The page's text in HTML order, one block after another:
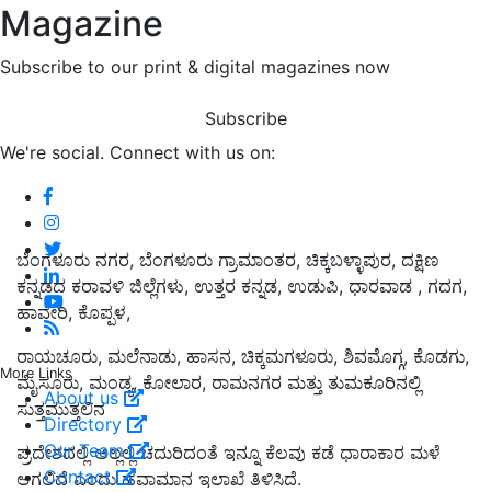
Magazine
Subscribe to our print & digital magazines now
Subscribe
We're social. Connect with us on:
More Links
About us
Directory
Our Team
Contact
ಬೆಂಗಳೂರು ನಗರ, ಬೆಂಗಳೂರು ಗ್ರಾಮಾಂತರ, ಚಿಕ್ಕಬಳ್ಳಾಪುರ, ದಕ್ಷಿಣ
ಕನ್ನಡದ ಕರಾವಳಿ ಜಿಲ್ಲೆಗಳು, ಉತ್ತರ ಕನ್ನಡ, ಉಡುಪಿ, ಧಾರವಾಡ , ಗದಗ,
ಹಾವೇರಿ, ಕೊಪ್ಪಳ,
ರಾಯಚೂರು, ಮಲೆನಾಡು, ಹಾಸನ, ಚಿಕ್ಕಮಗಳೂರು, ಶಿವಮೊಗ್ಗ, ಕೊಡಗು,
ಮೈಸೂರು, ಮಂಡ್ಯ, ಕೋಲಾರ, ರಾಮನಗರ ಮತ್ತು ತುಮಕೂರಿನಲ್ಲಿ
ಸುತ್ತಮುತ್ತಲಿನ
ಪ್ರದೇಶದಲ್ಲಿ ಅಲ್ಲಲ್ಲಿ ಚದುರಿದಂತೆ ಇನ್ನೂ ಕೆಲವು ಕಡೆ ಧಾರಾಕಾರ ಮಳೆ
ಆಗಲಿದೆ ಎಂದು ಹವಾಮಾನ ಇಲಾಖೆ ತಿಳಿಸಿದೆ.